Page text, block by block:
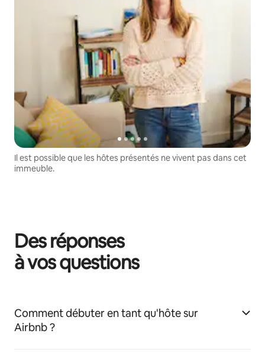
Il est possible que les hôtes présentés ne vivent pas dans cet
immeuble.
Des réponses
à vos questions
Comment débuter en tant qu'hôte sur
Airbnb ?